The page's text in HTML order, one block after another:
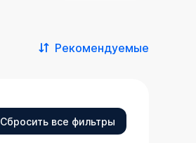
Рекомендуемые
Сбросить все фильтры